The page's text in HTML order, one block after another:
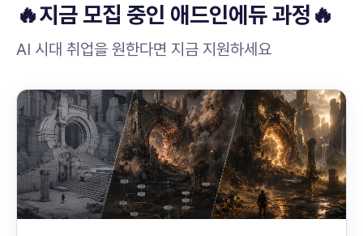
🔥지금 모집 중인 애드인에듀 과정🔥
AI 시대 취업을 원한다면 지금 지원하세요